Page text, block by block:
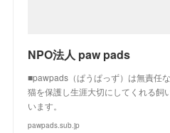
NPO法人 paw pads
■pawpads（ぱうぱっず）は無責任
猫を保護し生涯大切にしてくれる飼
います。
pawpads.sub.jp